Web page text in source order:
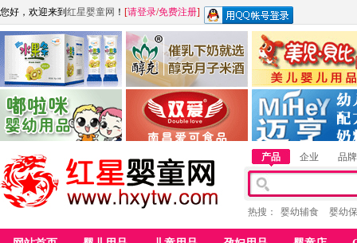
您好，欢迎来到 红星婴童网 ！ [请登录/免费注册]
江西麦嘟嘟食品有限公司
青岛嘟啦咪婴幼儿用品公司
江西醇之客月子米酒 惠州市美儿婴儿用品
湖南迈亨母婴用品有限
产品 企业 品牌
热搜： 婴幼辅食 婴幼